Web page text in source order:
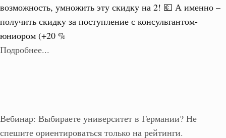
возможность, умножить эту скидку на 2! 💶 А именно –
получить скидку за поступление с консультантом-
юниором (+20 %
Подробнее...
Вебинар: Выбираете университет в Германии? Не
спешите ориентироваться только на рейтинги.